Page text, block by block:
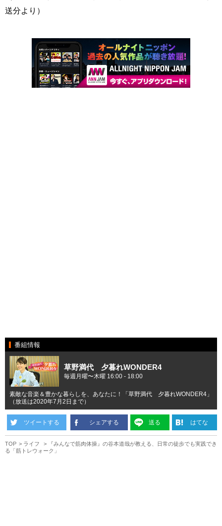
送分より）
番組情報
草野満代 夕暮れWONDER4
毎週月曜〜木曜 16:00 - 18:00
素敵な音楽＆豊かな暮らしを、あなたに！「草野満代 夕暮れWONDER4」
（放送は2020年7月2日まで）
ツイートする シェアする 送る はてな
TOP ライフ
『みんなで筋肉体操』の谷本道哉が教える、日常の徒歩でも実践でき
る「筋トレウォーク」